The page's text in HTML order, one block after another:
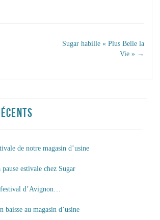
DANS
Sugar habille « Plus Belle la
Vie » →
de notre magasin d’usine
pause estivale chez Sugar
d’Avignon…
baisse au magasin d’usine